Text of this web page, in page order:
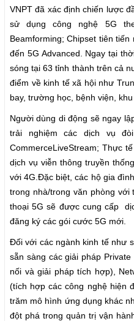
VNPT đã xác định chiến lược
sử dụng công nghệ 5G
Beamforming;Chipset tiên tiến
đến 5G Advanced . Ngay tại
sóng tại 63 tỉnh thành trên cả
điểm về kinh tế xã hội như
bay, trường học, bệnh viện, khu
Người dùng di động sẽ ngay
trải nghiệm các dịch vụ
CommerceLiveStream; Thực
dịch vụ viễn thông truyền
với 4G .Đặc biệt, các hộ gia
trong nhà/trong văn phòng với
thoại 5G sẽ được cung cấp
đăng ký các gói cước 5G mới.
Đối với các ngành kinh tế như
sẵn sàng các giải pháp Private
nối và giải pháp tích hợp),
(tích hợpcác công nghệ hiện
trăm mô hình ứng dụng khác
đột phá trong quản trị vận